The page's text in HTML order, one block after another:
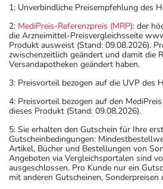
1: Unverbindliche Preisempfehlung des
2: MediPreis-Referenzpreis (MRP): der
die Arzneimittel-Preisvergleichsseite
Produkt ausweist (Stand: 09.08.2026).
zwischenzeitlich geändert und damit die
Versandapotheken geändert haben.
3: Preisvorteil bezogen auf die UVP des
4: Preisvorteil bezogen auf den
dieses Produkt (Stand: 09.08.2026).
5: Sie erhalten den Gutschein für Ihre
Gutscheinbedingungen:
Artikel, Bücher und Bestellungen von
Angeboten via Vergleichsportalen sind
ausgeschlossen. Pro Kunde nur ein
mit anderen Gutscheinen,